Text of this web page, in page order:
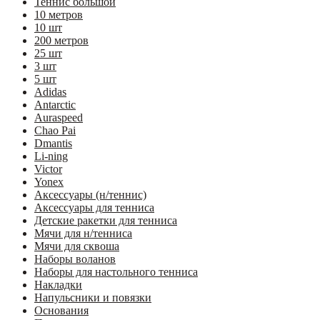
10 метров
10 шт
200 метров
25 шт
3 шт
5 шт
Adidas
Antarctic
Auraspeed
Chao Pai
Dmantis
Li-ning
Victor
Yonex
Аксессуары (н/теннис)
Аксессуары для тенниса
Детские ракетки для тенниса
Мячи для н/тенниса
Мячи для сквоша
Наборы воланов
Наборы для настольного тенниса
Накладки
Напульсники и повязки
Основания